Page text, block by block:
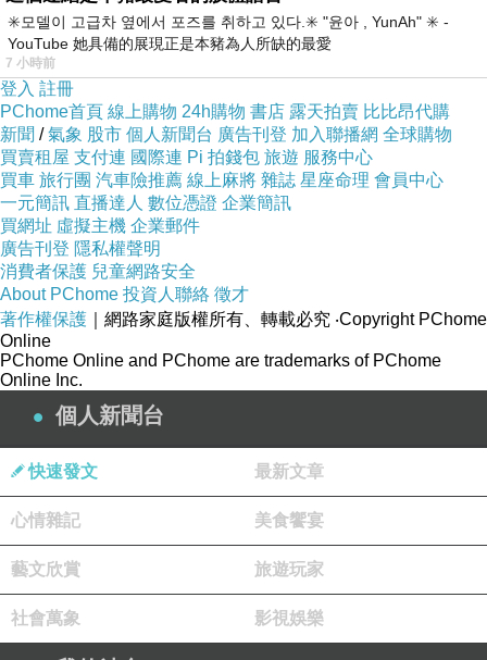
長征師傅，有求必應，先後三次參與瞭該企業的
用電增容，給李流傑留下瞭“最美供電人”的印
象。充足的電，優質的服務，給李流傑創業增添
瞭動力。日前，他又在廠子附近承包瞭占地20畝
的廠房。他研制的新型專利產品，已通過全國最
大的電動汽車廠傢的驗證，正在籌備新上生產
線。“最近，我們企業一名員工獲得省級優秀員工
稱號，全市僅有7名。現在，北汽福田的輕卡全
球銷量第一，諸城奧鈴是全國最大的輕卡生產
商，而輕卡2噸以下的車架95%來自我們公司。
這多虧供電公司幫瞭大忙。” 李流傑對未來躊躇
滿志。
新聞來源http://news.hexun.com/2012-11-
14/147948417.html
房貸信貸增貸任何問題免費諮詢
連江縣免保人貸款
新北市借錢救急信貸年息軍公教房屋貸款利率信
貸年息
信貸台中西屯信貸房貸雲林四湖房貸
✳️모델이 고급차 옆에서 포즈를 취하고 있다.✳️ "윤아 , YunAh" ✳️ -
YouTube 她具備的展現正是本豬為人所缺的最愛
7 小時前
登入 註冊
PChome首頁 線上購物 24h購物 書店 露天拍賣 比比昂代購
新聞 /氣象 股市 個人新聞台 廣告刊登 加入聯播網 全球購物
買賣租屋 支付連 國際連 Pi 拍錢包 旅遊 服務中心
買車 旅行團 汽車險推薦 線上麻將 雜誌 星座命理 會員中心
一元簡訊 直播達人 數位憑證 企業簡訊
買網址 虛擬主機 企業郵件
廣告刊登 隱私權聲明
消費者保護 兒童網路安全
About PChome 投資人聯絡 徵才
著作權保護 ｜網路家庭版權所有、轉載必究 ‧Copyright PChome
Online
PChome Online and PChome are trademarks of PChome
Online Inc.
個人新聞台
快速發文 最新文章
心情雜記 美食饗宴
藝文欣賞 旅遊玩家
社會萬象 影視娛樂